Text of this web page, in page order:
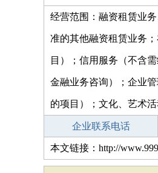
经营范围：融资租赁业
准的其他融资租赁业务
目）；信用服务（不含
金融业务咨询）；企业
的项目）；文化、艺术
企业联系电话
本文链接：http://